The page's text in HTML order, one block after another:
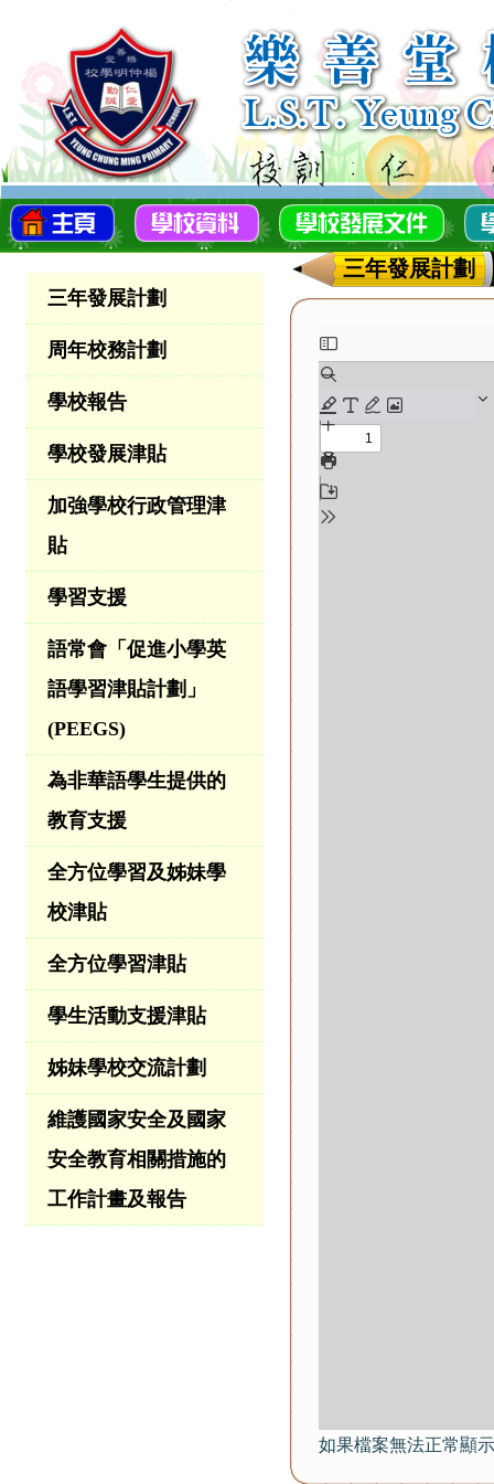
三年發展計劃
周年校務計劃
學校報告
學校發展津貼
加強學校行政管理津
貼
學習支援
語常會「促進小學英
語學習津貼計劃」
(PEEGS)
為非華語學生提供的
教育支援
全方位學習及姊妹學
校津貼
全方位學習津貼
學生活動支援津貼
姊妹學校交流計劃
維護國家安全及國家
安全教育相關措施的
工作計畫及報告
三年發展計劃
如果檔案無法正常顯